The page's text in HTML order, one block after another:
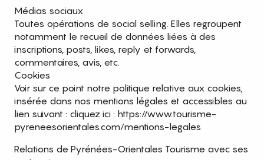
Médias sociaux
Toutes opérations de social selling. Elles regroupent
notamment le recueil de données liées à des
inscriptions, posts, likes, reply et forwards,
commentaires, avis, etc.
Cookies
Voir sur ce point notre politique relative aux cookies,
insérée dans nos mentions légales et accessibles au
lien suivant : cliquez ici : https://www.tourisme-
pyreneesorientales.com/mentions-legales
Relations de Pyrénées-Orientales Tourisme avec ses